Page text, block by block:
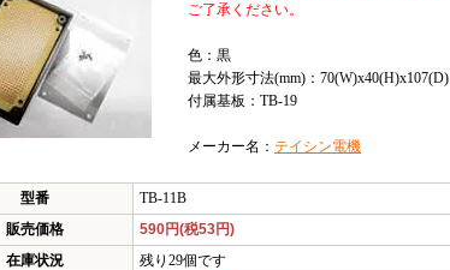
ご了承ください。
色：黒
最大外形寸法(mm)：70(W)x40(H)x107(D)
付属基板：TB-19
メーカー名： テイシン電機
型番
TB-11B
販売価格
590円(税53円)
在庫状況
残り29個です